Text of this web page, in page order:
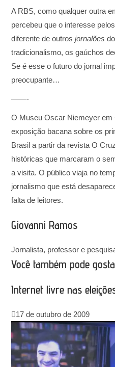
A RBS, como qualquer outra
percebeu que o interesse
diferente de outrosjornalões
tradicionalismo, os gaúchos
Se é esse o futuro do jornal
preocupante…
——-
O Museu Oscar Niemeyer em
exposição bacana sobre os
Brasil a partir da revista O
históricas que marcaram o
a visita. O público viaja no
jornalismo que está
falta de leitores.
Giovanni Ramos
Jornalista, professor e
Você também pode
Internet livre nas
17 de outubro de 2009